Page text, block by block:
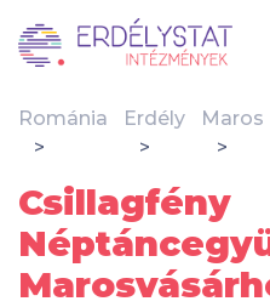
Románia Erdély Maros
Csillagfény